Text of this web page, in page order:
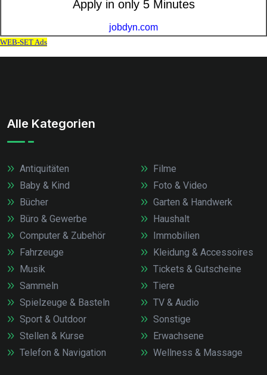
Alle Kategorien
Antiquitäten
Baby & Kind
Bücher
Büro & Gewerbe
Computer & Zubehör
Fahrzeuge
Filme
Foto & Video
Garten & Handwerk
Haushalt
Immobilien
Kleidung & Accessoires
Musik
Sammeln
Spielzeuge & Basteln
Sport & Outdoor
Stellen & Kurse
Telefon & Navigation
Tickets & Gutscheine
Tiere
TV & Audio
Sonstige
Erwachsene
Wellness & Massage